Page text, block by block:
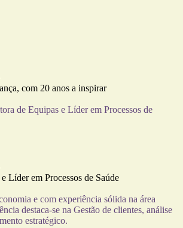
com 20 anos a inspirar
Líder em Processos de Saúde